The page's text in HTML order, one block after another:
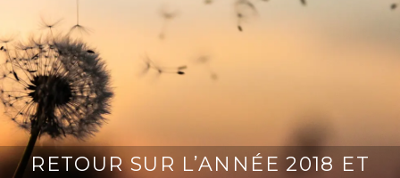
RETOUR SUR L’ANNÉE 2018 ET